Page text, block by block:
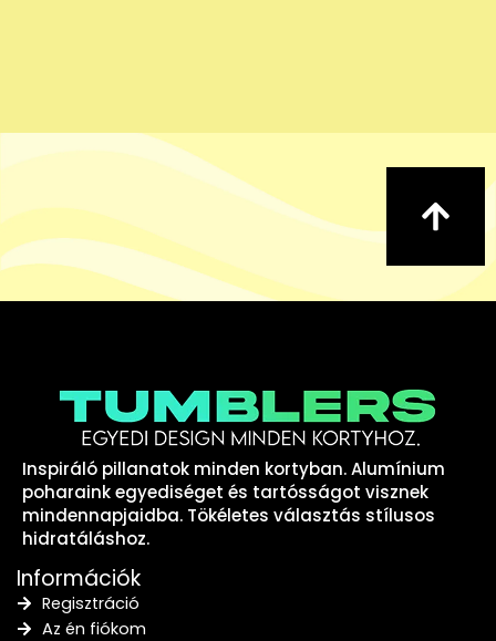
Inspiráló pillanatok minden kortyban. Alumínium
poharaink egyediséget és tartósságot visznek
mindennapjaidba. Tökéletes választás stílusos
hidratáláshoz.
Információk
Regisztráció
Az én fiókom